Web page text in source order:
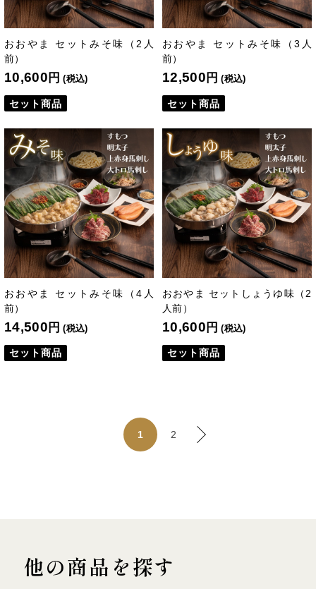
おおやま セットみそ味（2人
前）
10,600 円 (税込)
セット商品
おおやま セットみそ味（3人
前）
12,500 円 (税込)
セット商品
おおやま セットみそ味（4人
前）
14,500 円 (税込)
セット商品
おおやま セットしょうゆ味（2
人前）
10,600 円 (税込)
セット商品
1 2
他の商品を探す